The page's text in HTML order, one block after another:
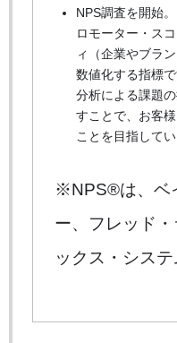
NPS調査を開始
ロモーター・ス
ィ（企業やブラ
数値化する指標
分析による課題
すことで、お客
ことを目指してい
※NPS®は、ベ
ー、フレッド
ックス・システ